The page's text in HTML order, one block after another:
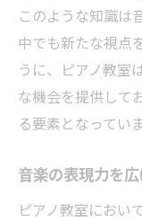
このような知識は
中でも新たな視点
うに、ピアノ教室
な機会を提供して
る要素となっていま
音楽の表現力を
ピアノ教室におい